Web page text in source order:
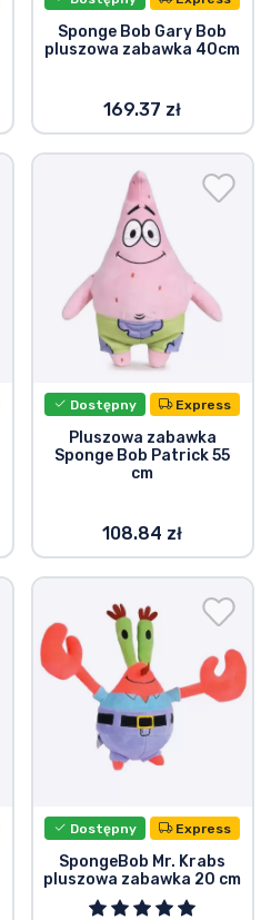
Sponge Bob Gary Bob
pluszowa zabawka 40cm
169.37 zł
Dostępny Express
Pluszowa zabawka
Sponge Bob Patrick 55
cm
108.84 zł
Dostępny Express
SpongeBob Mr. Krabs
pluszowa zabawka 20 cm